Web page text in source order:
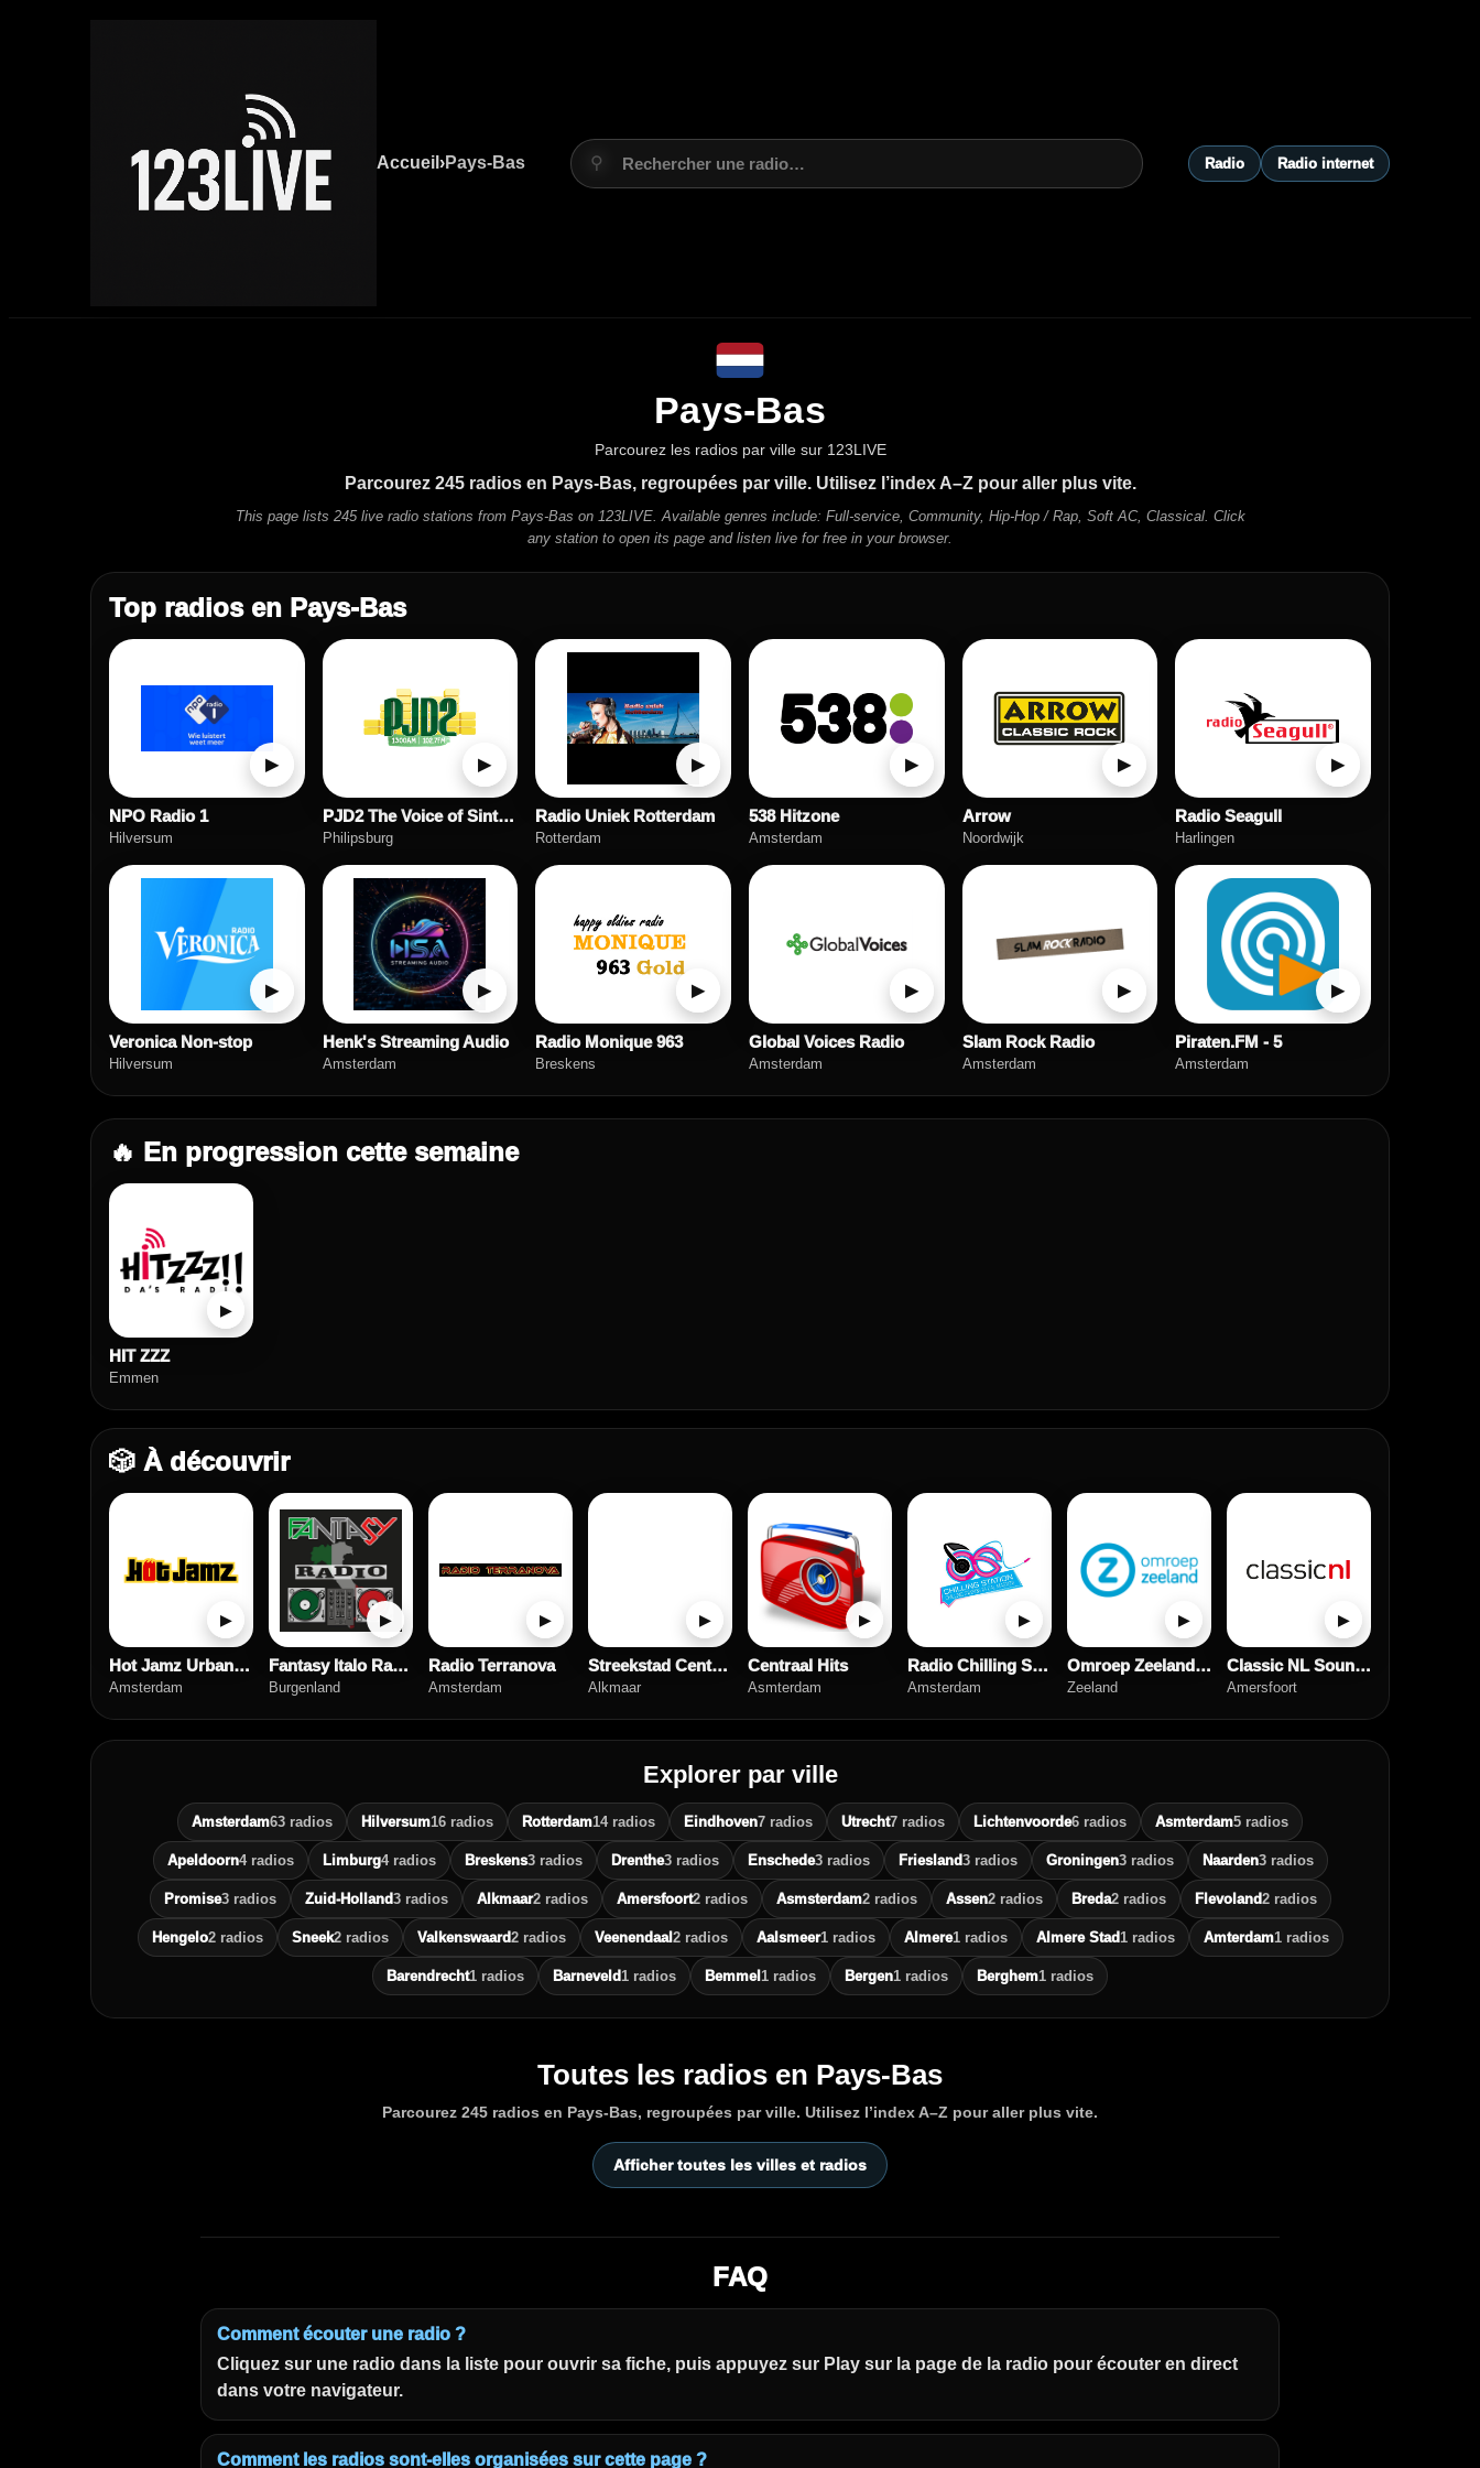
Accueil ›Pays-Bas ⚲
Rechercher une radio… Radio Radio internet
Pays-Bas
Parcourez les radios par ville sur 123LIVE
Parcourez 245 radios en Pays-Bas, regroupées par ville. Utilisez l’index A–Z pour aller plus vite.
This page lists 245 live radio stations from Pays-Bas on 123LIVE. Available genres include: Full-service, Community, Hip-Hop / Rap, Soft AC, Classical. Click
any station to open its page and listen live for free in your browser.
Top radios en Pays-Bas
▶
NPO Radio 1
Hilversum
▶
PJD2 The Voice of Sint Maarten 1300 AM
Philipsburg
▶
Radio Uniek Rotterdam
Rotterdam
▶
538 Hitzone
Amsterdam
▶
Arrow
Noordwijk
▶
Radio Seagull
Harlingen
▶
Veronica Non-stop
Hilversum
▶
Henk's Streaming Audio
Amsterdam
▶
Radio Monique 963
Breskens
▶
Global Voices Radio
Amsterdam
▶
Slam Rock Radio
Amsterdam
▶
Piraten.FM - 5
Amsterdam
🔥 En progression cette semaine
▶
HIT ZZZ
Emmen
🎲 À découvrir
▶
Hot Jamz Urban Radio
Amsterdam
▶
Fantasy Italo Radio
Burgenland
▶
Radio Terranova
Amsterdam
▶
Streekstad Centraal
Alkmaar
▶
Centraal Hits
Asmterdam
▶
Radio Chilling Station
Amsterdam
▶
Omroep Zeeland Radio
Zeeland
▶
Classic NL Soundtracks
Amersfoort
Explorer par ville
Amsterdam63 radios Hilversum16 radios Rotterdam14 radios Eindhoven7 radios Utrecht7 radios Lichtenvoorde6 radios Asmterdam5 radios
Apeldoorn4 radios Limburg4 radios Breskens3 radios Drenthe3 radios Enschede3 radios Friesland3 radios Groningen3 radios Naarden3 radios
Promise3 radios Zuid-Holland3 radios Alkmaar2 radios Amersfoort2 radios Asmsterdam2 radios Assen2 radios Breda2 radios Flevoland2 radios
Hengelo2 radios Sneek2 radios Valkenswaard2 radios Veenendaal 2 radios Aalsmeer1 radios Almere1 radios Almere Stad1 radios Amterdam1 radios
Barendrecht1 radios Barneveld1 radios Bemmel 1 radios Bergen1 radios Berghem1 radios
Toutes les radios en Pays-Bas
Parcourez 245 radios en Pays-Bas, regroupées par ville. Utilisez l’index A–Z pour aller plus vite.
Afficher toutes les villes et radios
FAQ
Comment écouter une radio ?
Cliquez sur une radio dans la liste pour ouvrir sa fiche, puis appuyez sur Play sur la page de la radio pour écouter en direct
dans votre navigateur.
Comment les radios sont-elles organisées sur cette page ?